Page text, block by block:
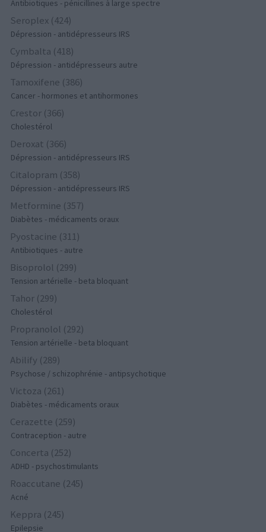
Antibiotiques - pénicillines à large spectre
Seroplex (424)
Dépression - antidépresseurs IRS
Cymbalta (418)
Dépression - antidépresseurs autre
Tamoxifene (386)
Cancer - hormones et antihormones
Crestor (366)
Cholestérol
Deroxat (366)
Dépression - antidépresseurs IRS
Citalopram (358)
Dépression - antidépresseurs IRS
Metformine (357)
Diabètes - médicaments oraux
Pyostacine (311)
Antibiotiques - autre
Bisoprolol (299)
Tension artérielle - beta bloquant
Tahor (299)
Cholestérol
Propranolol (292)
Tension artérielle - beta bloquant
Abilify (289)
Psychose / schizophrénie - antipsychotique
Victoza (261)
Diabètes - médicaments oraux
Cerazette (259)
Contraception - autre
Concerta (252)
ADHD - psychostimulants
Roaccutane (245)
Acné
Keppra (245)
Epilepsie